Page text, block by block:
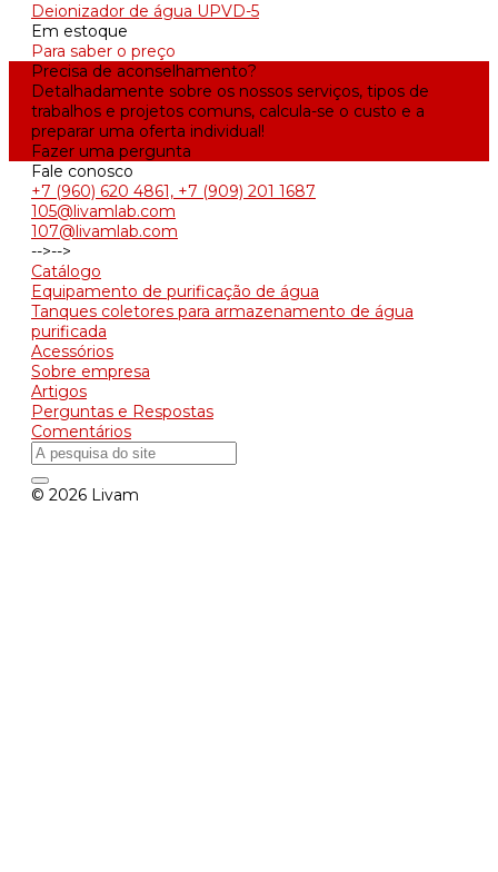
Deionizador de água UPVD-5
Em estoque
Para saber o preço
Precisa de aconselhamento?
Detalhadamente sobre os nossos serviços, tipos de
trabalhos e projetos comuns, calcula-se o custo e a
preparar uma oferta individual!
Fazer uma pergunta
Fale conosco
+7 (960) 620 4861, +7 (909) 201 1687
105@livamlab.com
107@livamlab.com
-->-->
Catálogo
Equipamento de purificação de água
Tanques coletores para armazenamento de água
purificada
Acessórios
Sobre empresa
Artigos
Perguntas e Respostas
Comentários
© 2026 Livam